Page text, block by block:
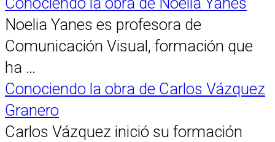
Noelia Yanes es profesora de
Comunicación Visual, formación que
ha …
Conociendo la obra de Carlos Vázquez
Granero
Carlos Vázquez inició su formación